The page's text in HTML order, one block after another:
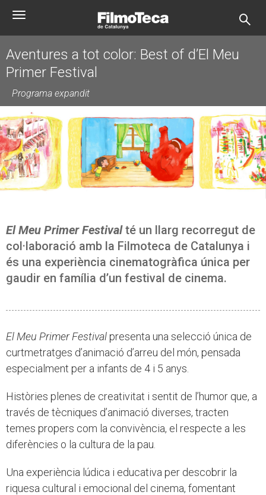
Toggle
Aventures a tot color: Best of d’El Meu
Primer Festival
Programa expandit
El Meu Primer Festivalté un llarg recorregut de
col·laboració amb la Filmoteca de Catalunya i
és una experiència cinematogràfica única per
gaudir en família d’un festival de cinema.
El Meu Primer Festival presenta una selecció única de
curtmetratges d’animació d’arreu del món, pensada
especialment per a infants de 4 i 5 anys.
Històries plenes de creativitat i sentit de l’humor que, a
través de tècniques d’animació diverses, tracten
temes propers com la convivència, el respecte a les
diferències o la cultura de la pau.
Una experiència lúdica i educativa per descobrir la
riquesa cultural i emocional del cinema, fomentant